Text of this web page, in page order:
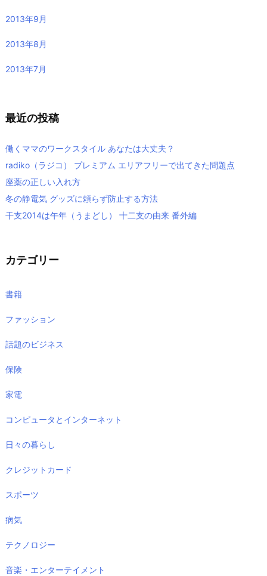
2013年9月
2013年8月
2013年7月
最近の投稿
働くママのワークスタイル あなたは大丈夫？
radiko（ラジコ） プレミアム エリアフリーで出てきた問題点
座薬の正しい入れ方
冬の静電気 グッズに頼らず防止する方法
干支2014は午年（うまどし） 十二支の由来 番外編
カテゴリー
書籍
ファッション
話題のビジネス
保険
家電
コンピュータとインターネット
日々の暮らし
クレジットカード
スポーツ
病気
テクノロジー
音楽・エンターテイメント